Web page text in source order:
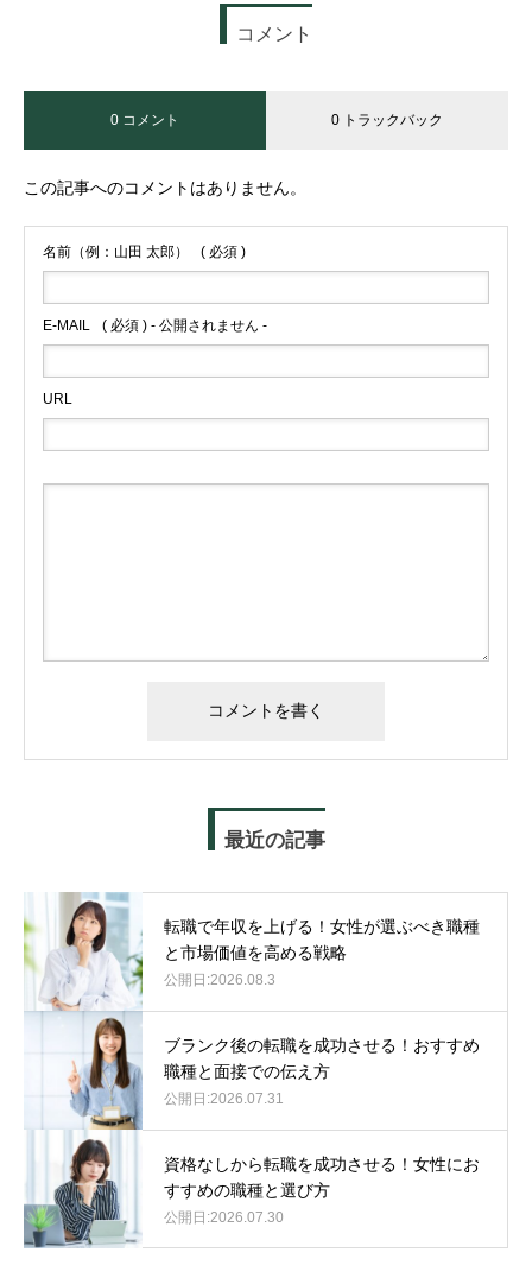
コメント
0 コメント 0 トラックバック
この記事へのコメントはありません。
名前（例：山田 太郎） ( 必須 )
E-MAIL ( 必須 ) - 公開されません -
URL
最近の記事
転職で年収を上げる！女性が選ぶべき職種
と市場価値を高める戦略
2026.08.3
ブランク後の転職を成功させる！おすすめ
職種と面接での伝え方
2026.07.31
資格なしから転職を成功させる！女性にお
すすめの職種と選び方
2026.07.30